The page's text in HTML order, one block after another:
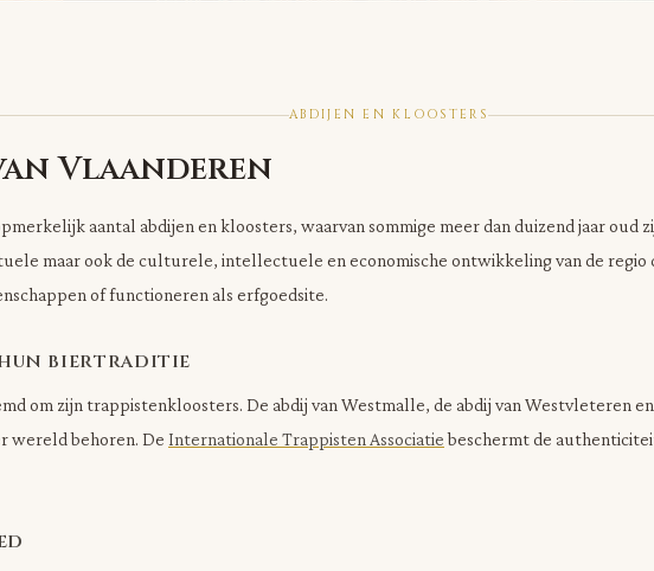
ABDIJEN EN KLOOSTERS
Vlaanderen
aantal abdijen en kloosters, waarvan sommige meer dan duizend jaar oud
maar ook de culturele, intellectuele en economische ontwikkeling van de regio
of functioneren als erfgoedsite.
hun biertraditie
om zijn trappistenkloosters. De abdij van Westmalle, de abdij van Westvleteren
wereld behoren. De Internationale Trappisten Associatiebeschermt de